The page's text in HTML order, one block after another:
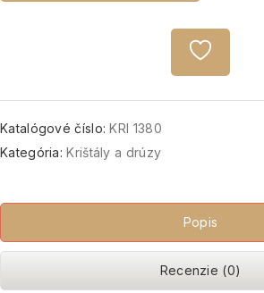
Katalógové číslo:KRI 1380
Kategória:Krištály a drúzy
Popis
Recenzie (0)